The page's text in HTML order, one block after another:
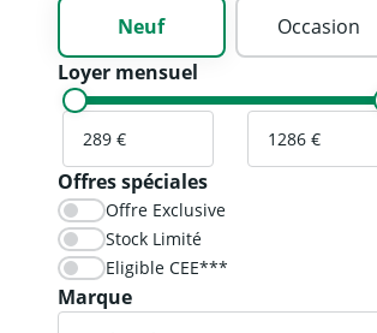
Neuf
Occasion
Loyer mensuel
Offres spéciales
Offre Exclusive
Stock Limité
Eligible CEE***
Marque